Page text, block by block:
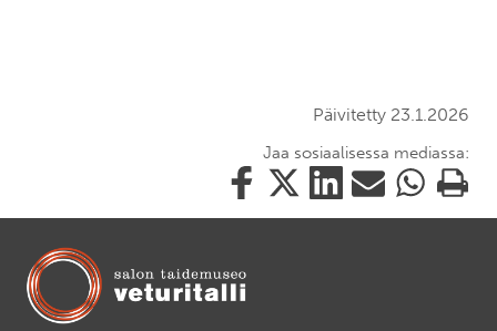
Päivitetty 23.1.2026
Jaa sosiaalisessa mediassa:
Jaa
tämä
Jaa
Jaa
tämä
Jaa
Jaa
Tulosta